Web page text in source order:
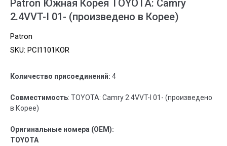
Patron Южная Корея TOYOTA: Camry
2.4VVT-I 01- (произведено в Корее)
Patron
SKU: PCI1101KOR
Количество присоединений: 4
Совместимость: TOYOTA: Camry 2.4VVT-I 01- (произведено
в Корее)
Оригинальные номера (OEM):
TOYOTA